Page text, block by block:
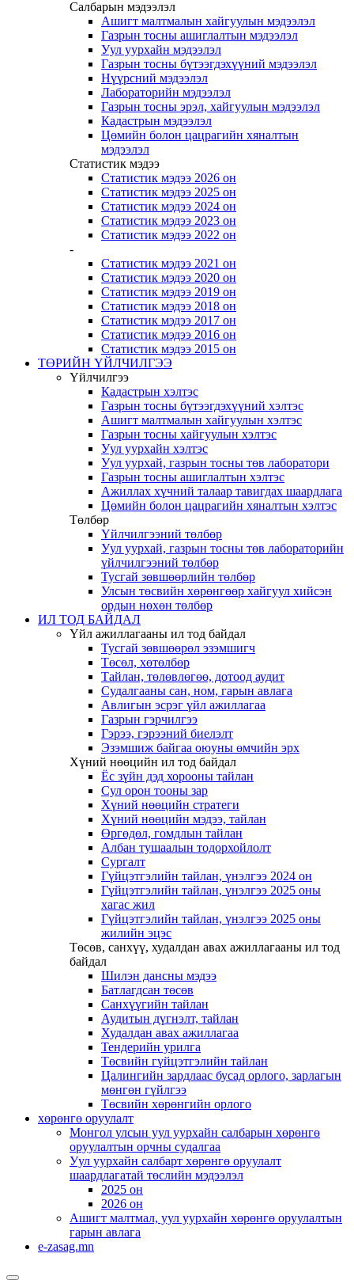
Салбарын мэдээлэл
Ашигт малтмалын хайгуулын мэдээлэл
Газрын тосны ашиглалтын мэдээлэл
Уул уурхайн мэдээлэл
Газрын тосны бүтээгдэхүүний мэдээлэл
Нүүрсний мэдээлэл
Лабораторийн мэдээлэл
Газрын тосны эрэл, хайгуулын мэдээлэл
Кадастрын мэдээлэл
Цөмийн болон цацрагийн хяналтын
мэдээлэл
Статистик мэдээ
Статистик мэдээ 2026 он
Статистик мэдээ 2025 он
Статистик мэдээ 2024 он
Статистик мэдээ 2023 он
Статистик мэдээ 2022 он
-
Статистик мэдээ 2021 он
Статистик мэдээ 2020 он
Статистик мэдээ 2019 он
Статистик мэдээ 2018 он
Статистик мэдээ 2017 он
Статистик мэдээ 2016 он
Статистик мэдээ 2015 он
ТӨРИЙН ҮЙЛЧИЛГЭЭ
Үйлчилгээ
Кадастрын хэлтэс
Газрын тосны бүтээгдэхүүний хэлтэс
Ашигт малтмалын хайгуулын хэлтэс
Газрын тосны хайгуулын хэлтэс
Уул уурхайн хэлтэс
Уул уурхай, газрын тосны төв лаборатори
Газрын тосны ашиглалтын хэлтэс
Ажиллах хүчний талаар тавигдах шаардлага
Цөмийн болон цацрагийн хяналтын хэлтэс
Төлбөр
Үйлчилгээний төлбөр
Уул уурхай, газрын тосны төв лабораторийн
үйлчилгээний төлбөр
Тусгай зөвшөөрлийн төлбөр
Улсын төсвийн хөрөнгөөр хайгуул хийсэн
ордын нөхөн төлбөр
ИЛ ТОД БАЙДАЛ
Үйл ажиллагааны ил тод байдал
Тусгай зөвшөөрөл эзэмшигч
Төсөл, хөтөлбөр
Тайлан, төлөвлөгөө, дотоод аудит
Судалгааны сан, ном, гарын авлага
Авлигын эсрэг үйл ажиллагаа
Газрын гэрчилгээ
Гэрээ, гэрээний биелэлт
Эзэмшиж байгаа оюуны өмчийн эрх
Хүний нөөцийн ил тод байдал
Ёс зүйн дэд хорооны тайлан
Сул орон тооны зар
Хүний нөөцийн стратеги
Хүний нөөцийн мэдээ, тайлан
Өргөдөл, гомдлын тайлан
Албан тушаалын тодорхойлолт
Сургалт
Гүйцэтгэлийн тайлан, үнэлгээ 2024 он
Гүйцэтгэлийн тайлан, үнэлгээ 2025 оны
хагас жил
Гүйцэтгэлийн тайлан, үнэлгээ 2025 оны
жилийн эцэс
Төсөв, санхүү, худалдан авах ажиллагааны ил тод
байдал
Шилэн дансны мэдээ
Батлагдсан төсөв
Санхүүгийн тайлан
Аудитын дүгнэлт, тайлан
Худалдан авах ажиллагаа
Тендерийн урилга
Төсвийн гүйцэтгэлийн тайлан
Цалингийн зардлаас бусад орлого, зарлагын
мөнгөн гүйлгээ
Төсвийн хөрөнгийн орлого
хөрөнгө оруулалт
Монгол улсын уул уурхайн салбарын хөрөнгө
оруулалтын орчны судалгаа
Уул уурхайн салбарт хөрөнгө оруулалт
шаардлагатай төслийн мэдээлэл
2025 он
2026 он
Ашигт малтмал, уул уурхайн хөрөнгө оруулалтын
гарын авлага
e-zasag.mn